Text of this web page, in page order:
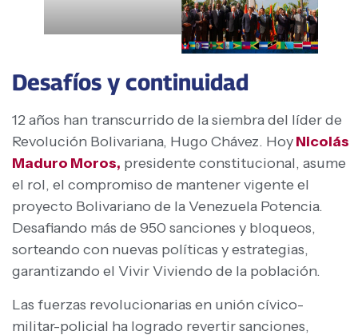
Desafíos y continuidad
12 años han transcurrido de la siembra del líder de
Revolución Bolivariana, Hugo Chávez. HoyNicolás
Maduro Moros, presidente constitucional, asume
el rol, el compromiso de mantener vigente el
proyecto Bolivariano de la Venezuela Potencia.
Desafiando más de 950 sanciones y bloqueos,
sorteando con nuevas políticas y estrategias,
garantizando el Vivir Viviendo de la población.
Las fuerzas revolucionarias en unión cívico-
militar-policial ha logrado revertir sanciones,